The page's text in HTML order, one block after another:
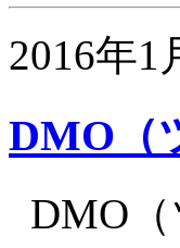
2016年1
DMO（
DMO